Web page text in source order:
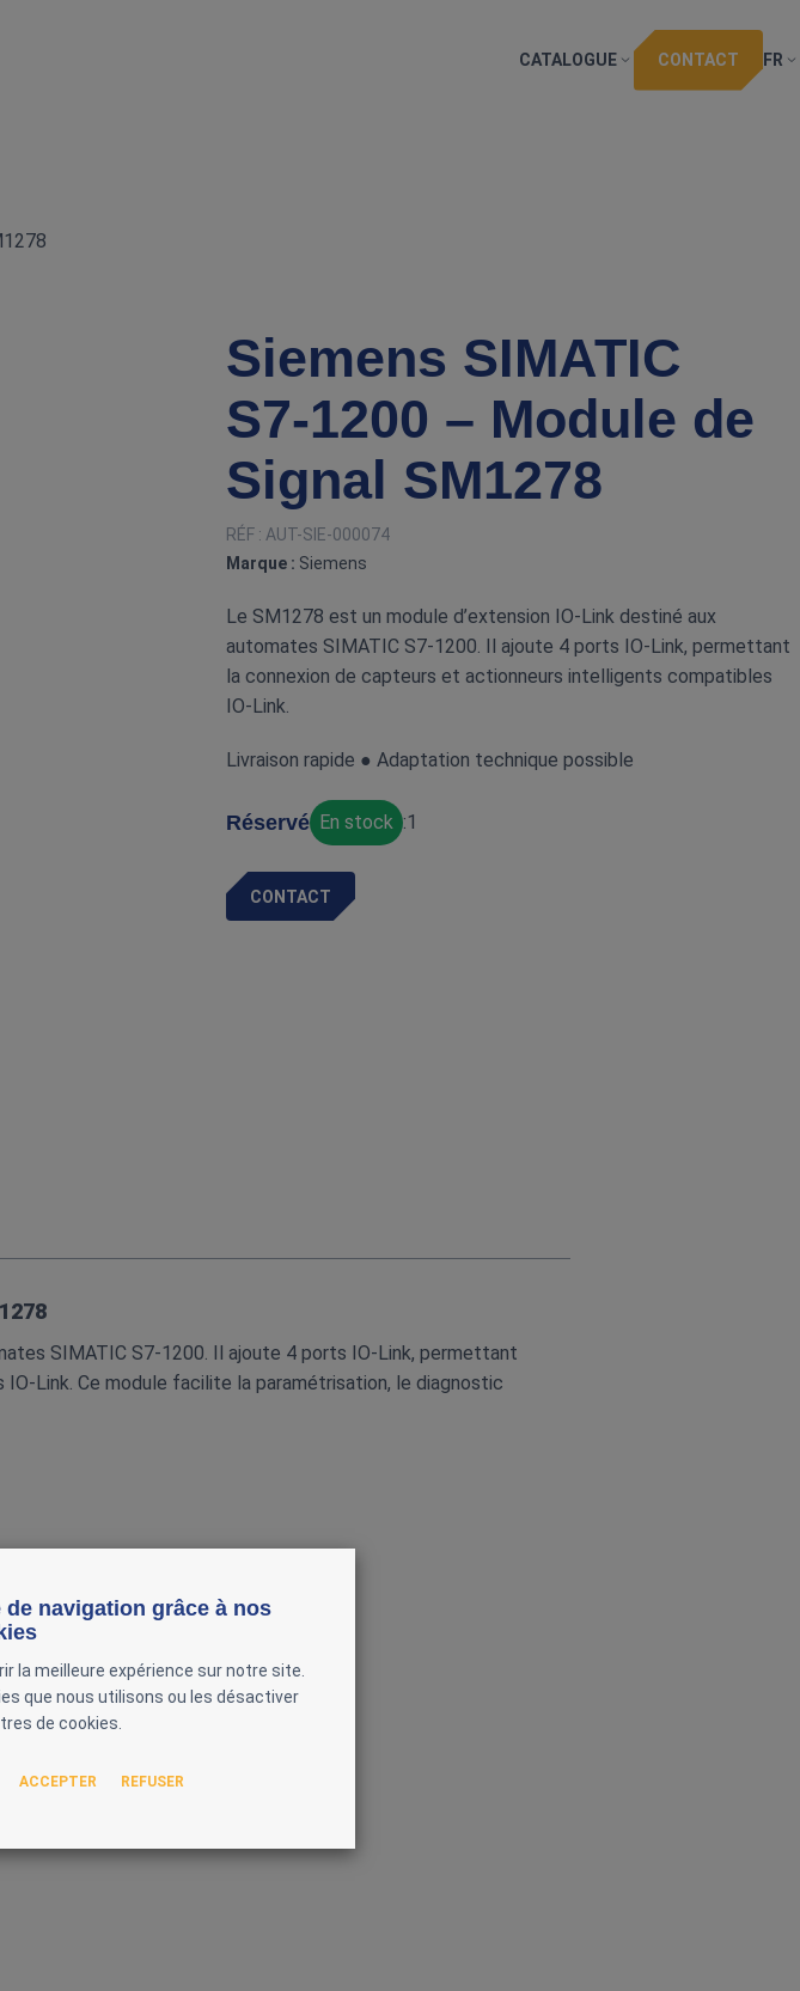
CATALOGUE CONTACT FR
Siemens SIMATIC
S7‑1200 – Module de
Signal SM1278
RÉF : AUT-SIE-000074
Marque : Siemens
Le SM1278 est un module d’extension IO‑Link destiné aux
automates SIMATIC S7‑1200. Il ajoute 4 ports IO‑Link, permettant
la connexion de capteurs et actionneurs intelligents compatibles
IO‑Link.
Livraison rapide ● Adaptation technique possible
Réservé En stock :1
CONTACT
SIMATIC S7‑1200. Il ajoute 4 ports IO‑Link, permettant
Ce module facilite la paramétrisation, le diagnostic
navigation grâce à nos
la meilleure expérience sur notre site.
que nous utilisons ou les désactiver
de cookies.
ACCEPTER REFUSER